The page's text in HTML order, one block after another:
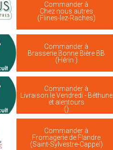
Commander à
Chez nous autres
(Flines-lez-Raches)
Commander à
Brasserie Bonne Bière BB
(Hérin )
Commander à
Livraison le Vendredi - Béthune
et alentours
()
Commander à
Fromagerie de Flandre
(Saint-Sylvestre-Cappel)